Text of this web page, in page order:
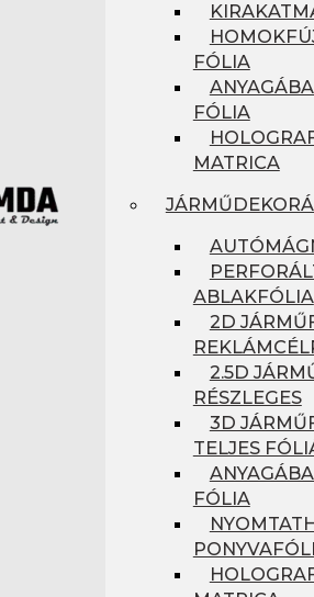
FÓLIA
FÓLIA
MATRICA
ABLAKFÓLIA
2D
2.5D
RÉSZLEGES
3D
TELJES
FÓLIA